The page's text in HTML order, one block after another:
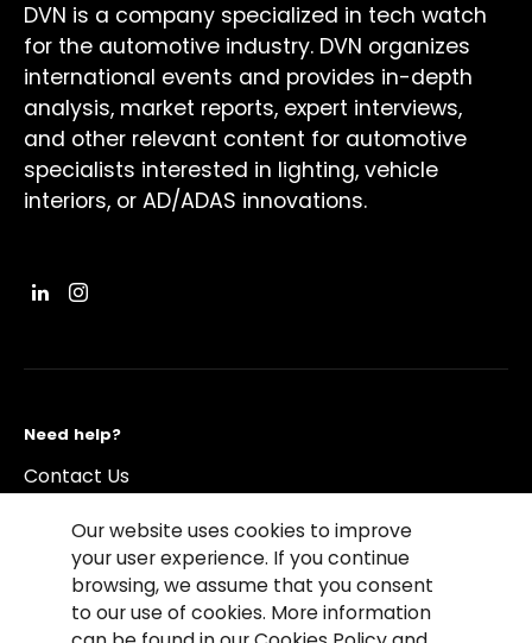
DVN is a company specialized in tech watch
for the automotive industry. DVN organizes
international events and provides in-depth
analysis, market reports, expert interviews,
and other relevant content for automotive
specialists interested in lighting, vehicle
interiors, or AD/ADAS innovations.
Need help?
Contact Us
©2026 Copyright Driving Vision News
Our website uses cookies to improve
your user experience. If you continue
browsing, we assume that you consent
to our use of cookies. More information